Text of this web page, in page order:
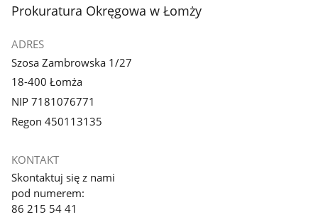
stopka
Prokuratura Okręgowa w Łomży
ADRES
Szosa Zambrowska 1/27
18-400 Łomża
NIP 7181076771
Regon 450113135
KONTAKT
Skontaktuj się z nami
pod numerem:
86 215 54 41